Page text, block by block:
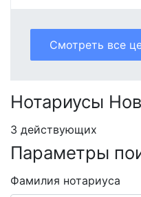
Смотреть все
Нотариусы
3 действующих
Параметры
Фамилия нотариуса